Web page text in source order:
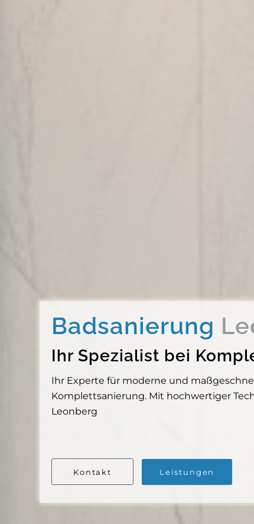
Badsanierung
Ihr Spezialist bei
Ihr Experte für moderne und
Komplettsanierung. Mit hochwertiger
Leonberg
Kontakt Leistungen